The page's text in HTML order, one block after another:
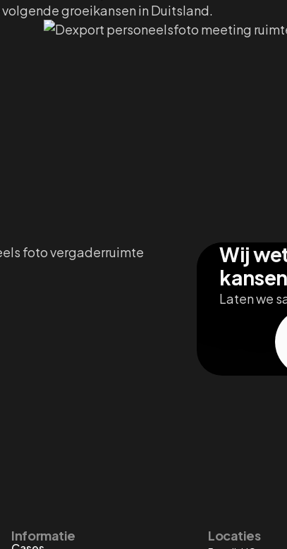
groeikansen in Duitsland.
Wij
Laten we
Informatie Locaties